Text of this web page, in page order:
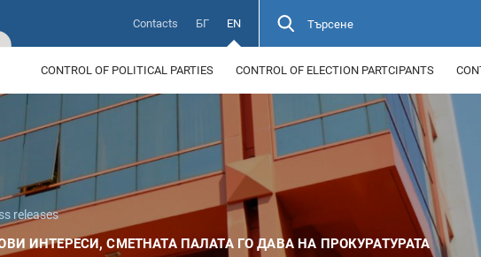
Contacts БГ EN Търсене
CONTROL OF POLITICAL PARTIES CONTROL OF ELECTION PARTCIPANTS
releases
ИНТЕРЕСИ, СМЕТНАТА ПАЛАТА ГО ДАВА НА ПРОКУРАТУРАТА